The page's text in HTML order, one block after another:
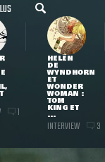
1
HELEN
DE
WYNDHORN
ET
WONDER
WOMAN :
TOM
KING ET
...
INTERVIEW 3